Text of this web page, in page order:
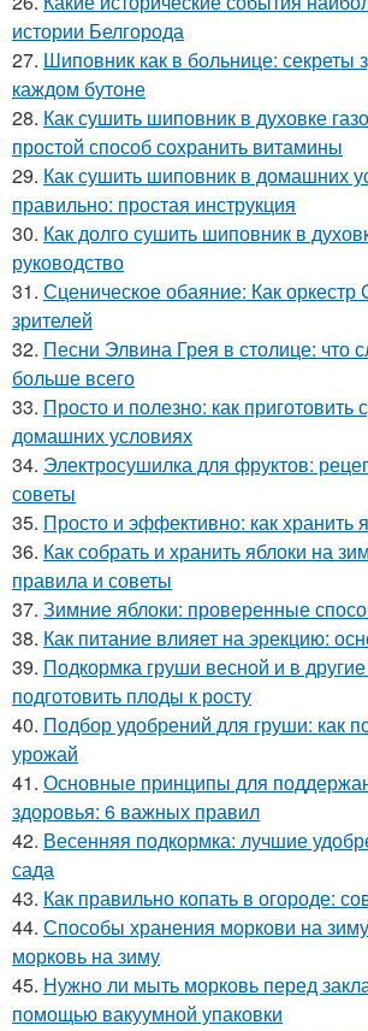
истории Белгорода
27. Шиповник как в больнице: секреты
каждом бутоне
28. Как сушить шиповник в духовке
простой способ сохранить витамины
29. Как сушить шиповник в домашних
правильно: простая инструкция
30. Как долго сушить шиповник в
руководство
31. Сценическое обаяние: Как оркестр
зрителей
32. Песни Элвина Грея в столице: что
больше всего
33. Просто и полезно: как приготовить
домашних условиях
34. Электросушилка для фруктов:
советы
35. Просто и эффективно: как хранить
36. Как собрать и хранить яблоки на
правила и советы
37. Зимние яблоки: проверенные
38. Как питание влияет на эрекцию:
39. Подкормка груши весной и в
подготовить плоды к росту
40. Подбор удобрений для груши: как
урожай
41. Основные принципы для
здоровья: 6 важных правил
42. Весенняя подкормка: лучшие
сада
43. Как правильно копать в огороде:
44. Способы хранения моркови на
морковь на зиму
45. Нужно ли мыть морковь перед
помощью вакуумной упаковки